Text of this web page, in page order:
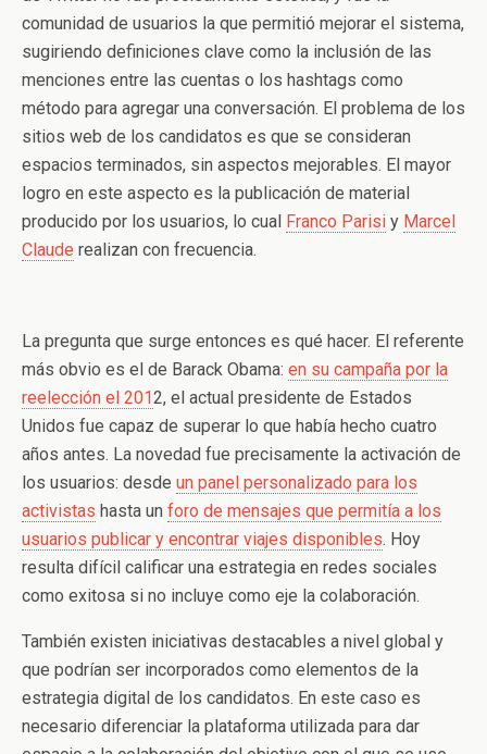
comunidad de usuarios la que permitió mejorar el sistema,
sugiriendo definiciones clave como la inclusión de las
menciones entre las cuentas o los hashtags como
método para agregar una conversación. El problema de los
sitios web de los candidatos es que se consideran
espacios terminados, sin aspectos mejorables. El mayor
logro en este aspecto es la publicación de material
producido por los usuarios, lo cual Franco Parisi y Marcel
Claude realizan con frecuencia.
La pregunta que surge entonces es qué hacer. El referente
más obvio es el de Barack Obama: en su campaña por la
reelección el 2012, el actual presidente de Estados
Unidos fue capaz de superar lo que había hecho cuatro
años antes. La novedad fue precisamente la activación de
los usuarios: desde un panel personalizado para los
activistas hasta un foro de mensajes que permitía a los
usuarios publicar y encontrar viajes disponibles. Hoy
resulta difícil calificar una estrategia en redes sociales
como exitosa si no incluye como eje la colaboración.
También existen iniciativas destacables a nivel global y
que podrían ser incorporados como elementos de la
estrategia digital de los candidatos. En este caso es
necesario diferenciar la plataforma utilizada para dar